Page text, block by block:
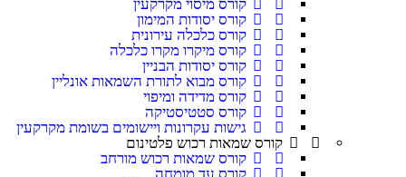
קורס מיסוי מקרקעין
קורס יסודות המימון
קורס כלכלה עירונית
קורס מיקרו מקרו כלכלה
קורס יסודות הבניין
קורס מבוא לתורת השמאות אונליין
קורס מדידה ומיפוי
קורס סטטיסטיקה
גישות עקרונות ויישומים בשומת מקרקעין
קורס שמאות רכוש פלטינום
קורס שמאות רכוש מורחב